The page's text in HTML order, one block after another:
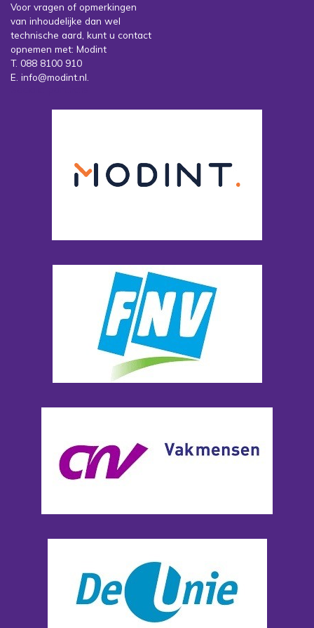
Voor vragen of opmerkingen
van inhoudelijke dan wel
technische aard, kunt u contact
opnemen met: Modint
T. 088 8100 910
E. info@modint.nl.